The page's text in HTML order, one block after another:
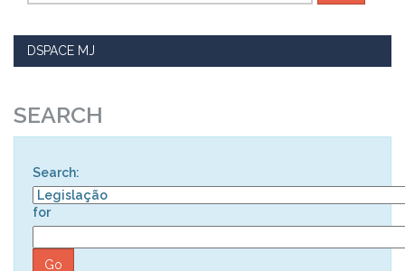
DSPACE MJ
SEARCH
Search:
for